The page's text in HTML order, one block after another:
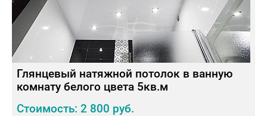
Глянцевый натяжной потолок в ванную
комнату белого цвета 5кв.м
Стоимость: 2 800 руб.